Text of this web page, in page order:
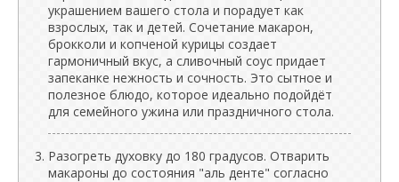
украшением вашего стола и порадует как
взрослых, так и детей. Сочетание макарон,
брокколи и копченой курицы создает
гармоничный вкус, а сливочный соус придает
запеканке нежность и сочность. Это сытное и
полезное блюдо, которое идеально подойдёт
для семейного ужина или праздничного стола.
Разогреть духовку до 180 градусов. Отварить
макароны до состояния "аль денте" согласно